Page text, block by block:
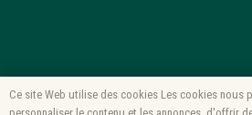
Ce site Web utilise des cookies Les cookies nous